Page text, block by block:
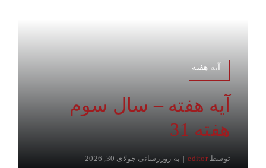
آیه هفته
آیه هفته – سال سوم
هفته 31
توسطeditor
| به روزرسانی جولای 30, 2026